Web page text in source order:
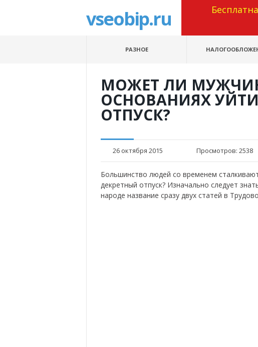
vseobip.ru
РАЗНОЕ
МОЖЕТ ЛИ
ОСНОВАНИЯХ
ОТПУСК?
26 октября 2015 Просмотров: 2538
Большинство людей со временем
декретный отпуск? Изначально следует
народе название сразу двух статей в